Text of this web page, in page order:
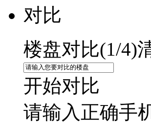
对比
楼盘对比(1/4)
开始对比
请输入正确手